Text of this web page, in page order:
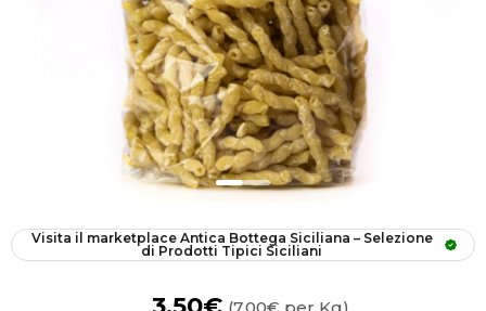
Visita il marketplace Antica Bottega Siciliana – Selezione
di Prodotti Tipici Siciliani